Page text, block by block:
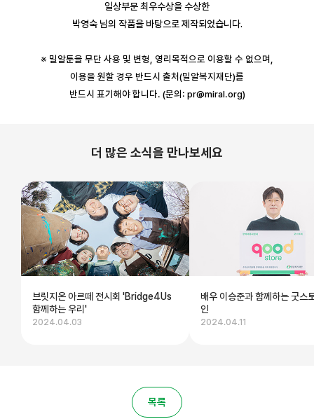
일상부문 최우수상을 수상한
박영숙 님의 작품을 바탕으로 제작되었습니다.
※ 밀알툰을 무단 사용 및 변형, 영리목적으로 이용할 수 없으며,
이용을 원할 경우 반드시 출처(밀알복지재단)를
반드시 표기해야 합니다. (문의: pr@miral.org)
더 많은 소식을 만나보세요
브릿지온 아르떼 전시회 'Bridge4Us
함께하는 우리'
2024.04.03
배우 이승준과 함께하는 굿스
인
2024.04.11
목록